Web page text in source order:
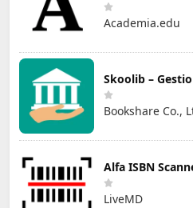
Academia.edu
Skoolib –
Bookshare Co.,
Alfa ISBN
LiveMD